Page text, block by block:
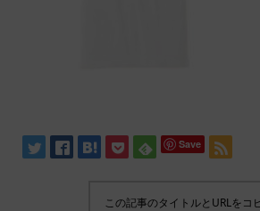
Save
この記事のタイトルとURLをコ